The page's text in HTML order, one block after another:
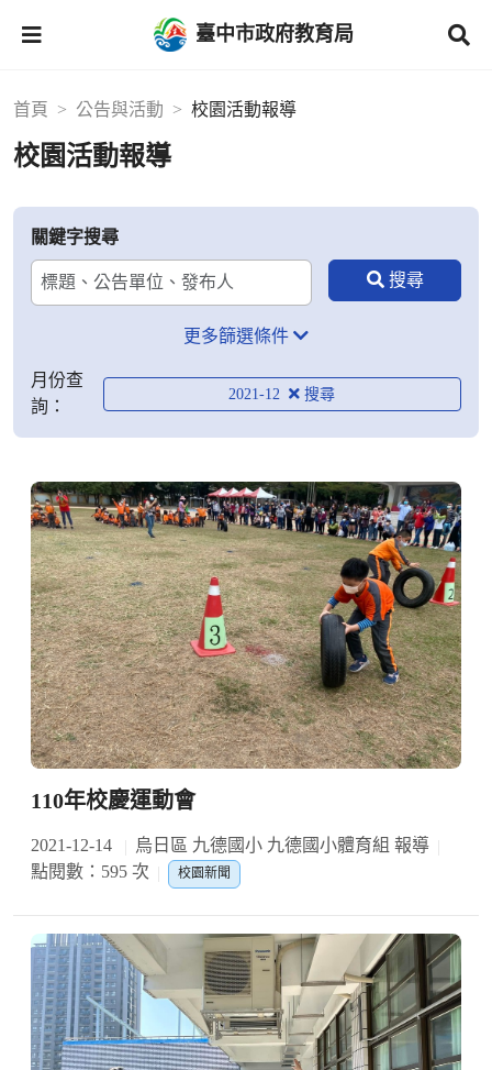
臺中市政府教育局
首頁 公告與活動 校園活動報導
校園活動報導
關鍵字搜尋
更多篩選條件
月份查
詢：
2021-12
110年校慶運動會
2021-12-14
烏日區 九德國小 九德國小體育組 報導
點閱數：595 次
校園新聞